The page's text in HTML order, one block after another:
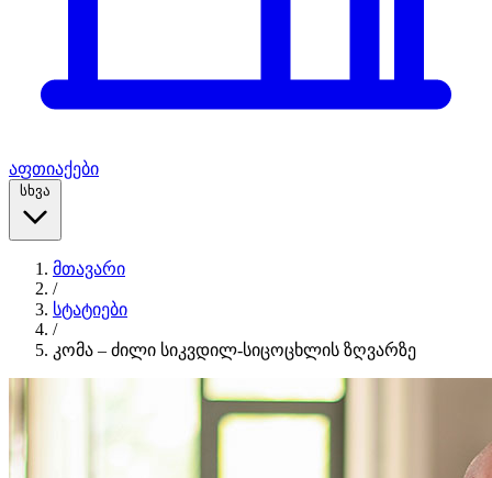
აფთიაქები
სხვა
მთავარი
/
სტატიები
/
კომა – ძილი სიკვდილ-სიცოცხლის ზღვარზე